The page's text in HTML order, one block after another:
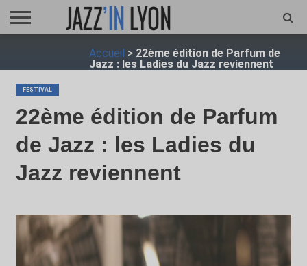
JAZZ
Accueil > 22ème édition de Parfum de
Jazz : les Ladies du Jazz reviennent
FESTIVAL
22ème édition de Parfum
de Jazz : les Ladies du
Jazz reviennent